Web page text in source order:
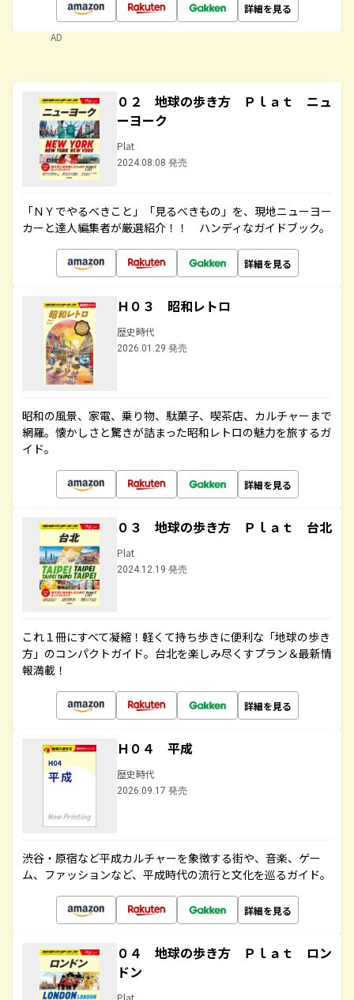
詳細を見る
AD
０２ 地球の歩き方 Ｐｌａｔ ニュ
ーヨーク
Plat
2024.08.08 発売
「ＮＹでやるべきこと」「見るべきもの」を、現地ニューヨー
カーと達人編集者が厳選紹介！！ ハンディなガイドブック。
詳細を見る
Ｈ０３ 昭和レトロ
歴史時代
2026.01.29 発売
昭和の風景、家電、乗り物、駄菓子、喫茶店、カルチャーまで
網羅。懐かしさと驚きが詰まった昭和レトロの魅力を旅するガ
イド。
詳細を見る
０３ 地球の歩き方 Ｐｌａｔ 台北
Plat
2024.12.19 発売
これ１冊にすべて凝縮！軽くて持ち歩きに便利な「地球の歩き
方」のコンパクトガイド。台北を楽しみ尽くすプラン＆最新情
報満載！
詳細を見る
Ｈ０４ 平成
歴史時代
2026.09.17 発売
渋谷・原宿など平成カルチャーを象徴する街や、音楽、ゲー
ム、ファッションなど、平成時代の流行と文化を巡るガイド。
詳細を見る
０４ 地球の歩き方 Ｐｌａｔ ロン
ドン
Plat